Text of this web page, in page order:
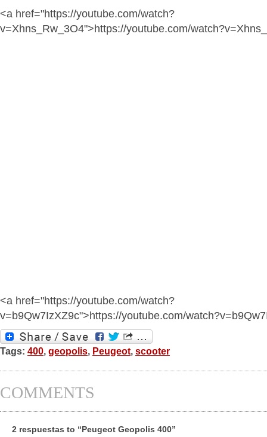
<a href="https://youtube.com/watch?
v=Xhns_Rw_3O4">https://youtube.com/
<a href="https://youtube.com/watch?
v=b9Qw7IzXZ9c">https://youtube.com/
Tags: 400, geopolis, Peugeot, scooter
COMMENTS
2 respuestas to “Peugeot Geopolis 400”